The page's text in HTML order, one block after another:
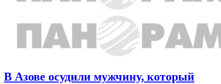
В Азове осудили мужчину, который